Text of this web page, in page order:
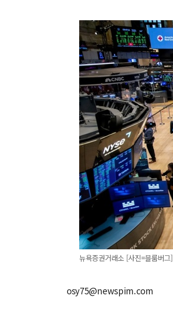
뉴욕증권거래소 [사진=블룸버그]
osy75@newspim.com